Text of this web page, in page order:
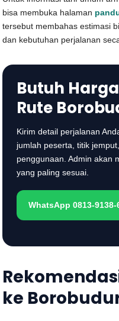
bisa membuka halaman
tersebut membahas estimasi
dan kebutuhan perjalanan
Butuh
Rute
Kirim detail perjalanan
jumlah peserta, titik
penggunaan. Admin akan
yang paling sesuai.
WhatsApp 0813-9138-
ke